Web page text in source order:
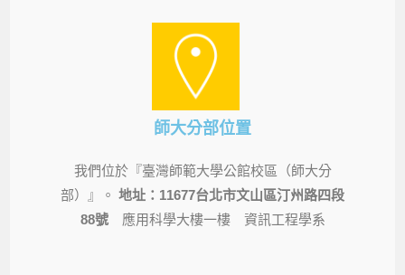
師大分部位置
我們位於『臺灣師範大學公館校區（師大分
部）』。 地址：11677台北市文山區汀州路四段
88號應用科學大樓一樓 資訊工程學系